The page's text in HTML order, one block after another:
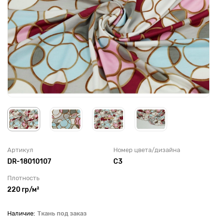
Артикул
DR-18010107
Номер цвета/дизайна
С3
Плотность
220 гр/м²
Ткань под заказ